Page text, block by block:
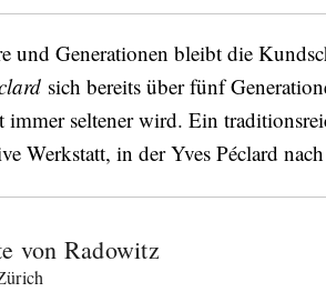
und Generationen bleibt die
sich bereits über fünf
immer seltener wird. Ein
Werkstatt, in der Yves Péclard
von Radowitz